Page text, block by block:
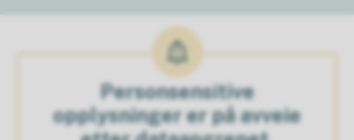
Personsensitive
opplysninger er på avveie